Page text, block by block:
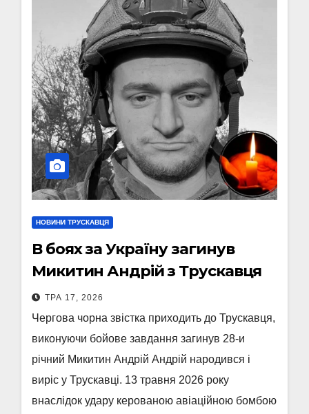
НОВИНИ ТРУСКАВЦЯ
В боях за Україну загинув
Микитин Андрій з Трускавця
ТРА 17, 2026
Чергова чорна звістка приходить до Трускавця,
виконуючи бойове завдання загинув 28-и
річний Микитин Андрій Андрій народився і
виріс у Трускавці. 13 травня 2026 року
внаслідок удару керованою авіаційною бомбою